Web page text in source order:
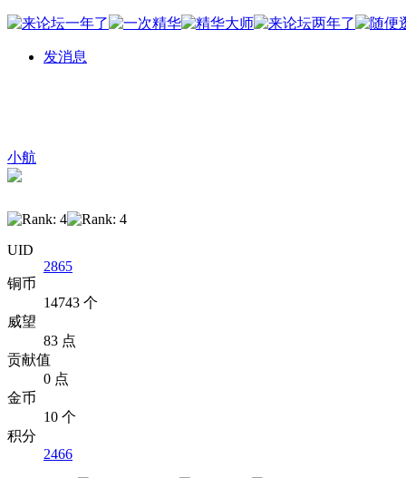
发消息
小航
UID
2865
铜币
14743 个
威望
83 点
贡献值
0 点
金币
10 个
积分
2466